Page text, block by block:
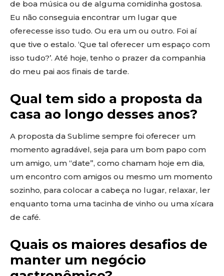
de boa música ou de alguma comidinha gostosa.
Eu não conseguia encontrar um lugar que
oferecesse isso tudo. Ou era um ou outro. Foi aí
que tive o estalo. ‘Que tal oferecer um espaço com
isso tudo?’. Até hoje, tenho o prazer da companhia
do meu pai aos finais de tarde.
Qual tem sido a proposta da
casa ao longo desses anos?
A proposta da Sublime sempre foi oferecer um
momento agradável, seja para um bom papo com
um amigo, um “date”, como chamam hoje em dia,
um encontro com amigos ou mesmo um momento
sozinho, para colocar a cabeça no lugar, relaxar, ler
enquanto toma uma tacinha de vinho ou uma xícara
de café.
Quais os maiores desafios de
manter um negócio